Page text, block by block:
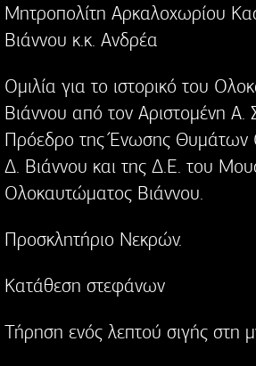
Μητροπολίτη Αρκαλοχωρίου
Βιάννου κ.κ. Ανδρέα
Ομιλία για το ιστορικό του
Βιάννου από τον Αριστομένη Α.
Πρόεδρο της Ένωσης Θυμάτων
Δ. Βιάννου και της Δ.Ε. του
Ολοκαυτώματος Βιάννου.
Προσκλητήριο Νεκρών.
Κατάθεση στεφάνων
Τήρηση ενός λεπτού σιγής στη